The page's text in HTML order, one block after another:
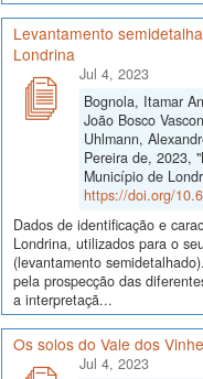
Levantamento
Londrina
Jul 4, 2023
Bognola, Itamar
João Bosco
Uhlmann,
Pereira de, 2023,
Município de
https://doi.org/
Dados de identificação e
Londrina, utilizados para o
(levantamento
pela prospecção das
a interpretaçã...
Os solos do Vale dos
Jul 4, 2023